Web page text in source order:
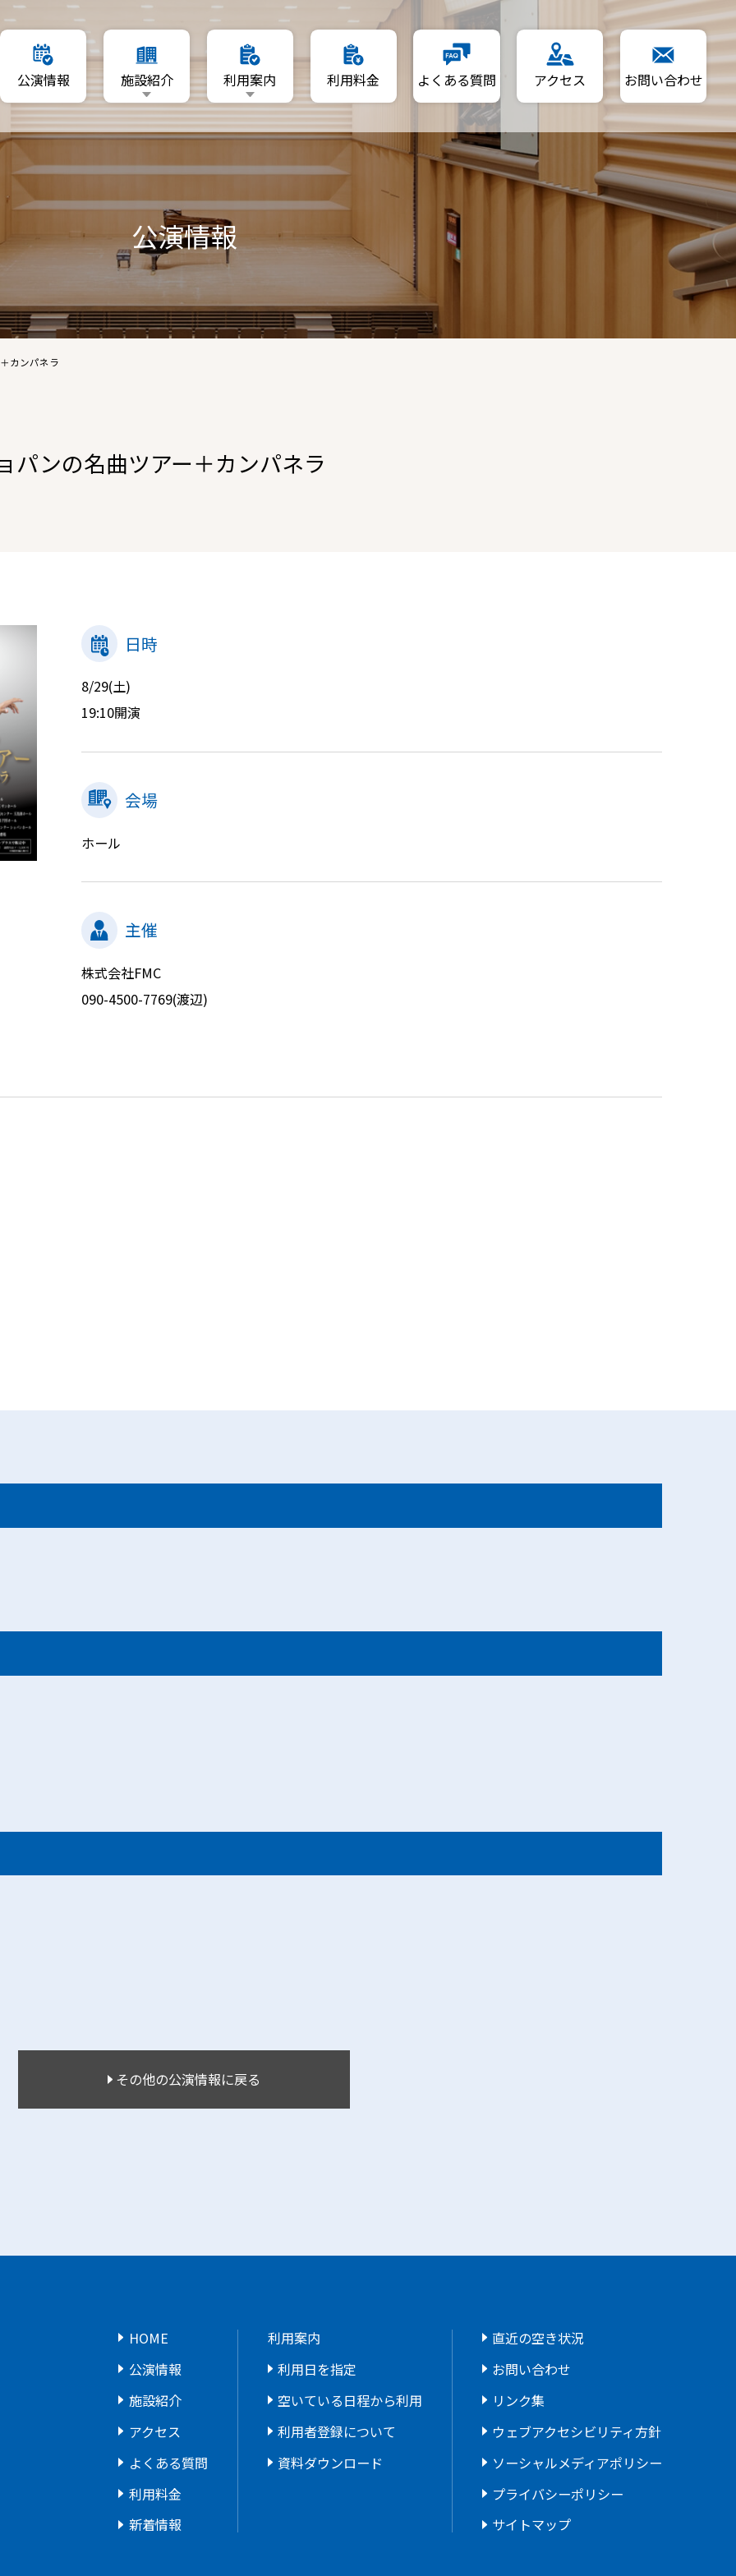
公演情報 施設紹介
ギャラリーA・B
音楽ルーム
練習室A・B
利用案内
利用者登録について
資料ダウンロード
利用料金 よくある質問 アクセス お問い合わせ
ップ
A・B
利用日を指定
空いている日程から利用
利用者登録について
公演情報
カンパネラ
パンの名曲ツアー＋カンパネラ
日時
8/29(土)
19:10開演
会場
ホール
主催
株式会社FMC
090-4500-7769(渡辺)
その他の公演情報に戻る
HOME
公演情報
施設紹介
アクセス
よくある質問
利用料金
新着情報
利用案内
利用日を指定
空いている日程から利用
利用者登録について
資料ダウンロード
直近の空き状況
お問い合わせ
リンク集
ウェブアクセシビリティ方針
ソーシャルメディアポリシー
プライバシーポリシー
サイトマップ